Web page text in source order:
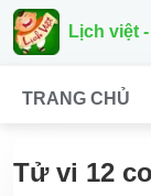
Lịch việt
TRANG CHỦ
Tử vi 12